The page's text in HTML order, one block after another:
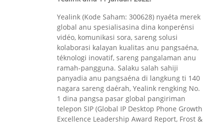
Yealink (Kode Saham: 300628) nyaéta merek
global anu spesialisasina dina konperénsi
vidéo, komunikasi sora, sareng solusi
kolaborasi kalayan kualitas anu pangsaéna,
téknologi inovatif, sareng pangalaman anu
ramah-pangguna. Salaku salah sahiji
panyadia anu pangsaéna di langkung ti 140
nagara sareng daérah, Yealink rengking No.
1 dina pangsa pasar global pangiriman
telepon SIP (Global IP Desktop Phone Growth
Excellence Leadership Award Report, Frost &